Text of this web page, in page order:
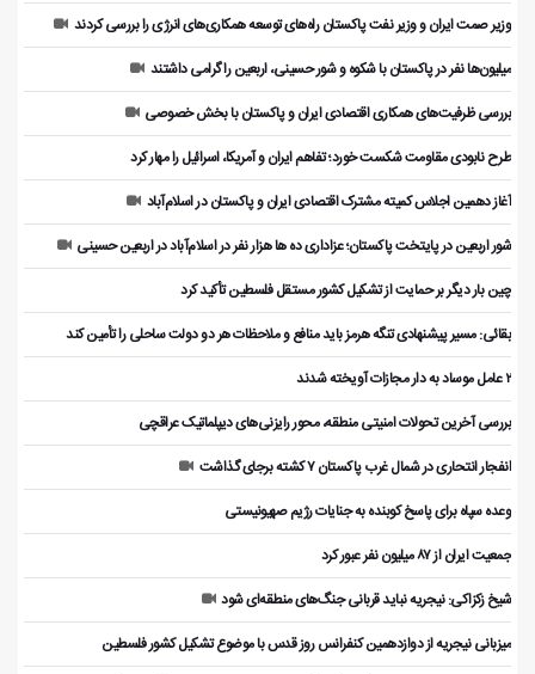
وزیر صمت ایران و وزیر نفت پاکستان راه‌های توسعه همکاری‌های انرژی را بررسی کردند
میلیون‌ها نفر در پاکستان با شکوه و شور حسینی، اربعین را گرامی داشتند
بررسی ظرفیت‌های همکاری اقتصادی ایران و پاکستان با بخش خصوصی
طرح نابودی مقاومت شکست خورد؛ تفاهم ایران و آمریکا، اسرائیل را مهار کرد
آغاز دهمین اجلاس کمیته مشترک اقتصادی ایران و پاکستان در اسلام‌آباد
شور اربعین در پایتخت پاکستان؛ عزاداری ده ها هزار نفر در اسلام‌آباد در اربعین حسینی
چین بار دیگر بر حمایت از تشکیل کشور مستقل فلسطین تأکید کرد
بقائی: مسیر پیشنهادی تنگه هرمز باید منافع و ملاحظات هر دو دولت ساحلی را تأمین کند
۲ عامل موساد به دار مجازات آویخته شدند
بررسی آخرین تحولات امنیتی منطقه، محور رایزنی‌های دیپلماتیک عراقچی
انفجار انتحاری در شمال غرب پاکستان ۷ کشته برجای گذاشت
وعده سپاه برای پاسخ کوبنده به جنایات رژیم صهیونیستی
جمعیت ایران از ۸۷ میلیون نفر عبور کرد
شیخ زکزاکی: نیجریه نباید قربانی جنگ‌های منطقه‌ای شود
میزبانی نیجریه از دوازدهمین کنفرانس روز قدس با موضوع تشکیل کشور فلسطین